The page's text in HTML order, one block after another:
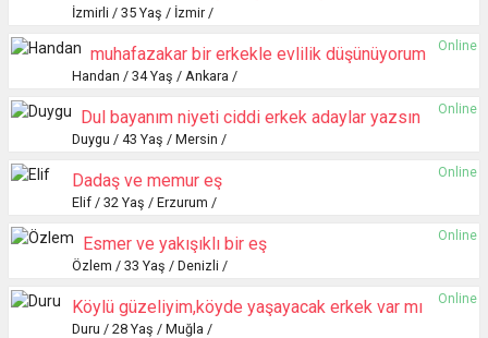
İzmirli / 35 Yaş / İzmir /
Online
muhafazakar bir erkekle evlilik düşünüyorum
Handan / 34 Yaş / Ankara /
Online
Dul bayanım niyeti ciddi erkek adaylar yazsın
Duygu / 43 Yaş / Mersin /
Online
Dadaş ve memur eş
Elif / 32 Yaş / Erzurum /
Online
Esmer ve yakışıklı bir eş
Özlem / 33 Yaş / Denizli /
Online
Köylü güzeliyim,köyde yaşayacak erkek var mı
Duru / 28 Yaş / Muğla /